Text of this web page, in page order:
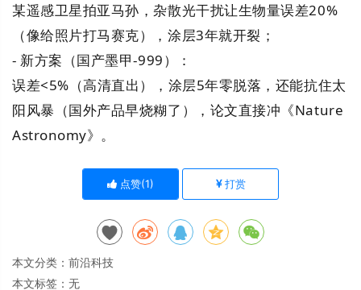
某遥感卫星拍亚马孙，杂散光干扰让生物量误差20%
（像给照片打马赛克），涂层3年就开裂；
- 新方案（国产墨甲-999）：
误差<5%（高清直出），涂层5年零脱落，还能抗住太
阳风暴（国外产品早烧糊了），论文直接冲《Nature
Astronomy》。
点赞(1) 打赏
本文分类： 前沿科技
本文标签：无